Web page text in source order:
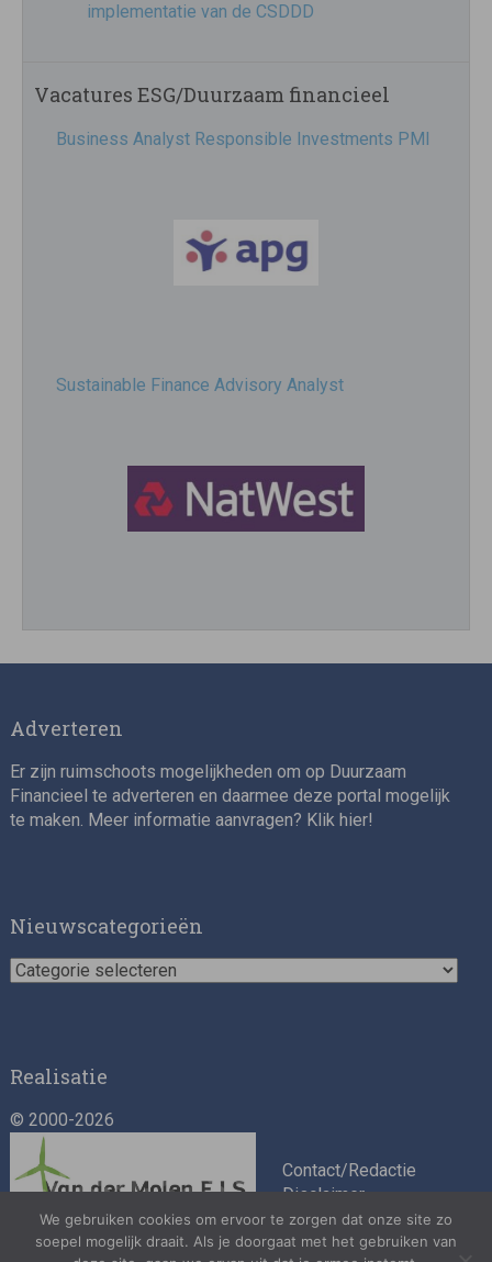
implementatie van de CSDDD
Vacatures ESG/Duurzaam financieel
Business Analyst Responsible Investments PMI
Sustainable Finance Advisory Analyst
Director, Impact Investing
Asset Management Internship – Responsible
Adverteren
Er zijn ruimschoots mogelijkheden om op Duurzaam
Financieel te adverteren en daarmee deze portal mogelijk
te maken. Meer informatie aanvragen? Klik hier!
Nieuwscategorieën
Nieuwscategorieën
Realisatie
© 2000-2026
Contact/Redactie
Disclaimer
Algemene
voorwaarden
We gebruiken cookies om ervoor te zorgen dat onze site zo
soepel mogelijk draait. Als je doorgaat met het gebruiken van